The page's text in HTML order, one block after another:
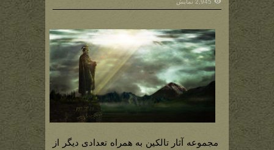
2,945 نمایش
مجموعه آثار تالکین به همراه تعدادی دیگر از